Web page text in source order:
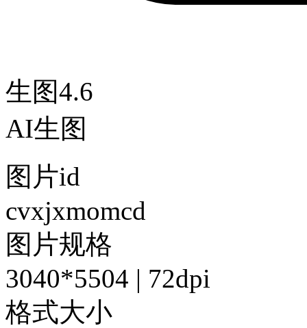
生图4.6
AI生图
图片id
cvxjxmomcd
图片规格
3040*5504 | 72dpi
格式大小